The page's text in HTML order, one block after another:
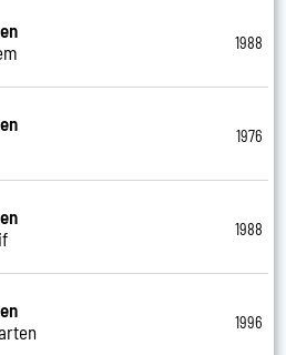
1988
1976
1988
1996